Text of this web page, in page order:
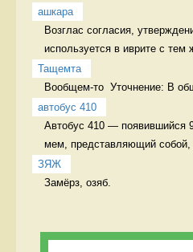
ашкара
Возглас согласия,
используется в иврите с тем
Тащемта
Вообщем-то  Уточнение: В
автобус 410
Автобус 410 — появившийся
мем, представляющий собой,
ЗЯЖ
Замёрз, озяб.